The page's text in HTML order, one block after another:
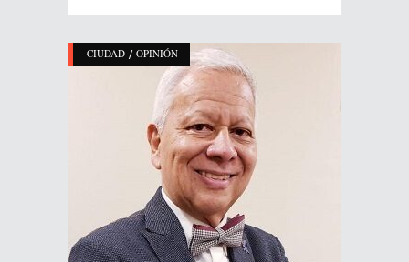
CIUDAD / OPINIÓN